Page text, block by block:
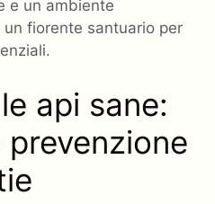
e un ambiente
fiorente santuario per
api sane: